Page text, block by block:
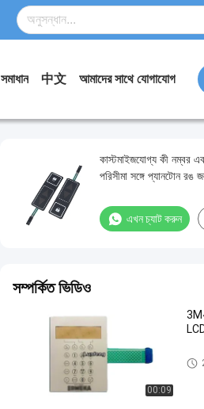
সমাধান 中文 আমাদের সাথে যোগাযোগ
কাস্টমাইজযোগ্য কী নম্বর
পরিসীমা সঙ্গে প্যানটোন রঙ
এখন চ্যাট করুন
সম্পর্কিত ভিডিও
00:09